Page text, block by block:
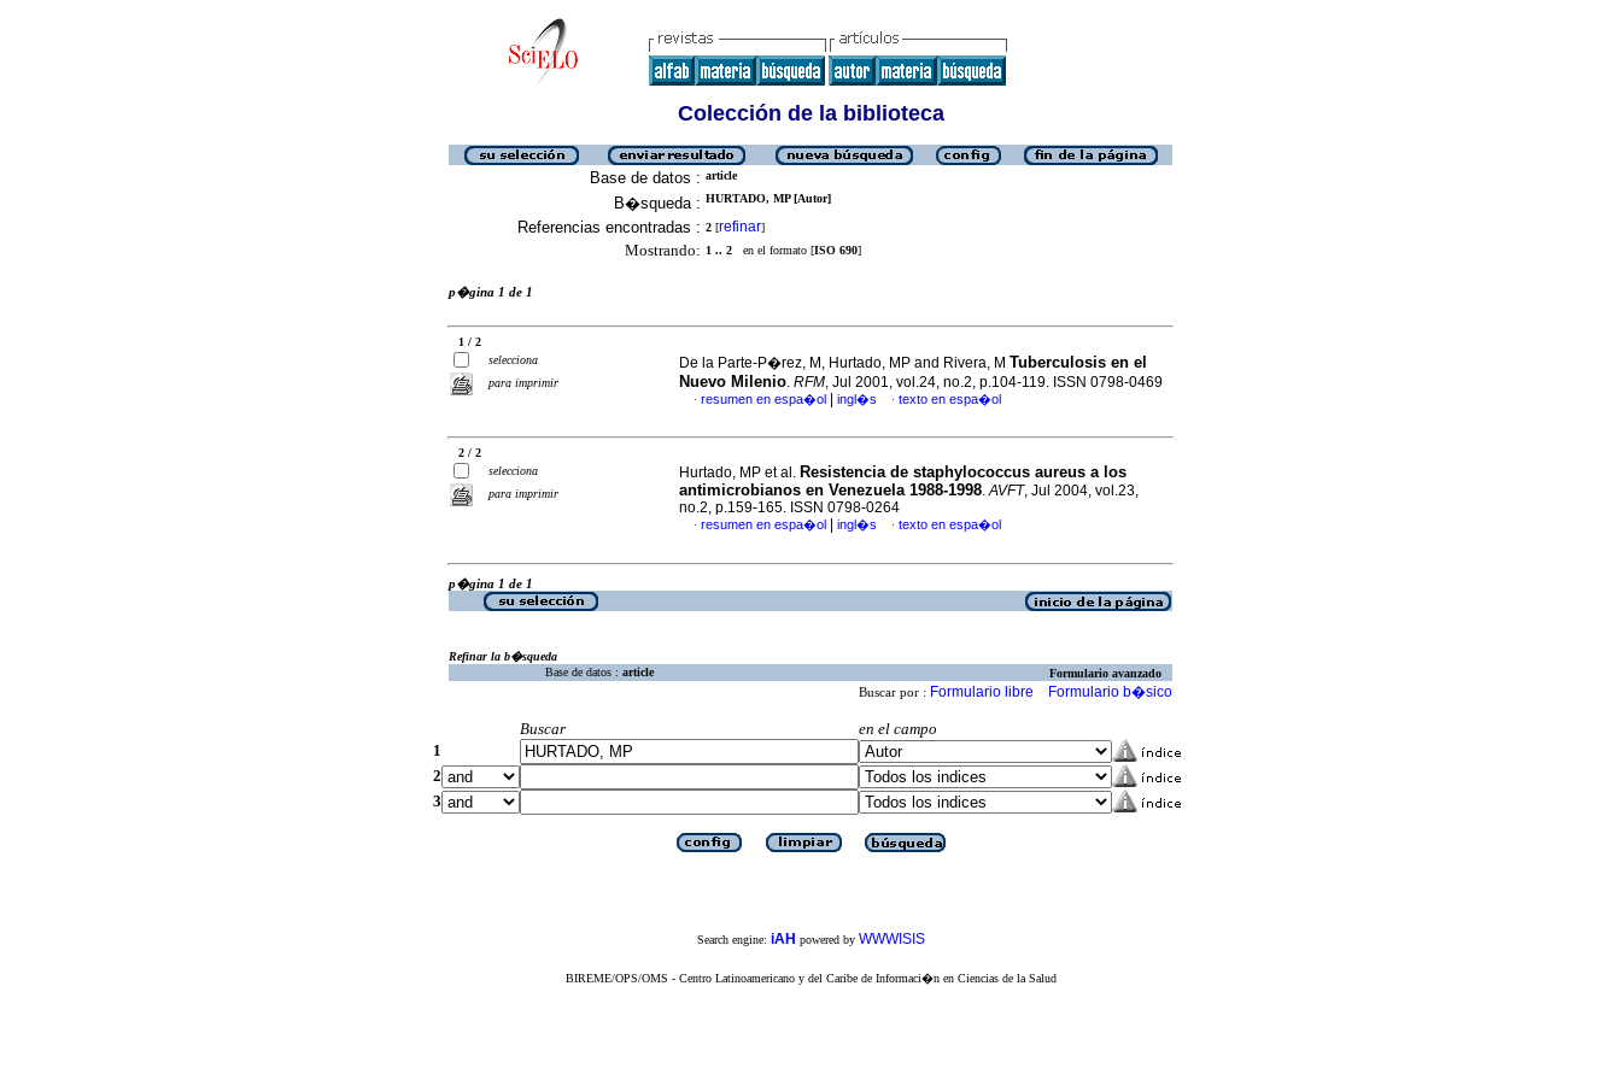
Colección de la biblioteca
Base de datos : article
B�squeda : HURTADO, MP [Autor]
Referencias encontradas : 2 [refinar]
Mostrando: 1 .. 2 en el formato [ISO 690]
p�gina 1 de 1
1 / 2
selecciona
para imprimir
De la Parte-P�rez, M, Hurtado, MP and Rivera, M Tuberculosis en el
Nuevo Milenio. RFM, Jul 2001, vol.24, no.2, p.104-119. ISSN 0798-0469
· resumen en espa�ol ingl�s · texto en espa�ol
2 / 2
selecciona
para imprimir
Hurtado, MP et al. Resistencia de staphylococcus aureus a los
antimicrobianos en Venezuela 1988-1998.AVFT, Jul 2004, vol.23,
no.2, p.159-165. ISSN 0798-0264
· resumen en espa�ol ingl�s · texto en espa�ol
p�gina 1 de 1
Refinar la b�squeda
Base de datos : article Formulario avanzado
Buscar por : Formulario libre Formulario b�sico
Buscar
en el campo
1
2
3
Search engine: iAH powered by WWWISIS
BIREME/OPS/OMS - Centro Latinoamericano y del Caribe de Informaci�n en Ciencias de la Salud